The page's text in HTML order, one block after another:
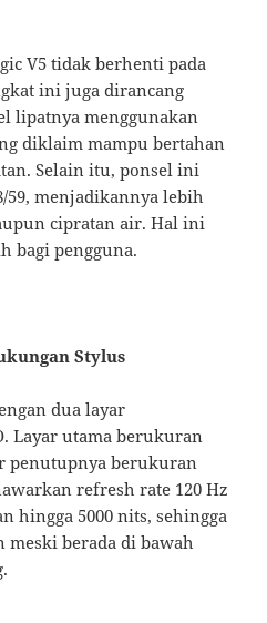
V5 tidak berhenti pada
ini juga dirancang
lipatnya menggunakan
diklaim mampu bertahan
Selain itu, ponsel ini
menjadikannya lebih
cipratan air. Hal ini
bagi pengguna.
Stylus
dua layar
Layar utama berukuran
penutupnya berukuran
refresh rate 120 Hz
hingga 5000 nits, sehingga
meski berada di bawah